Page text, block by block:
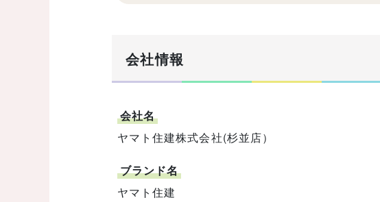
会社情報
会社名
ヤマト住建株式会社(杉並店）
ブランド名
ヤマト住建